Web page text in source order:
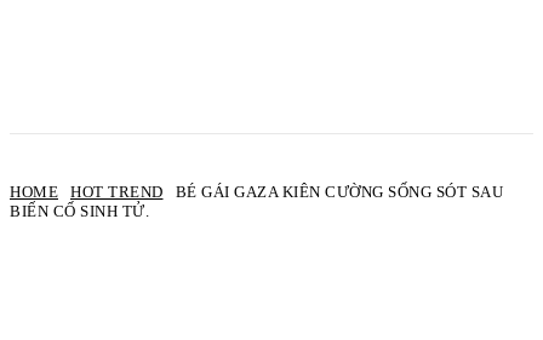
HOME HOT TREND
BÉ GÁI GAZA KIÊN CƯỜNG SỐNG SÓT SAU
BIẾN CỐ SINH TỬ.